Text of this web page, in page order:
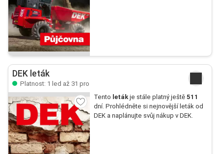
DEK leták
Platnost: 1 led až 31 pro
Tento letákje stále platný ještě 511
dní. Prohlédněte si nejnovější leták od
DEK a naplánujte svůj nákup v DEK.